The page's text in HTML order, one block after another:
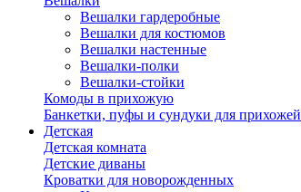
Вешалки гардеробные
Вешалки для костюмов
Вешалки настенные
Вешалки-полки
Вешалки-стойки
Комоды в прихожую
Банкетки, пуфы и сундуки для прихожей
Детская
Детская комната
Детские диваны
Кроватки для новорожденных